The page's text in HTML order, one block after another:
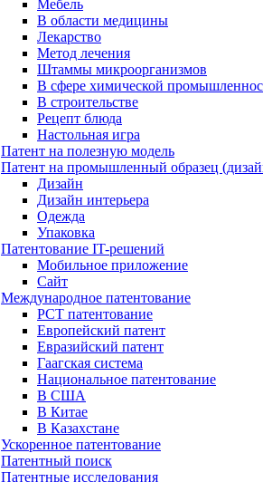
Мебель
В области медицины
Лекарство
Метод лечения
Штаммы микроорганизмов
В сфере химической
В строительстве
Рецепт блюда
Настольная игра
Патент на полезную модель
Патент на промышленный образец
Дизайн
Дизайн интерьера
Одежда
Упаковка
Патентование IT-решений
Мобильное приложение
Сайт
Международное патентование
PCT патентование
Европейский патент
Евразийский патент
Гаагская система
Национальное патентование
В США
В Китае
В Казахстане
Ускоренное патентование
Патентный поиск
Патентные исследования